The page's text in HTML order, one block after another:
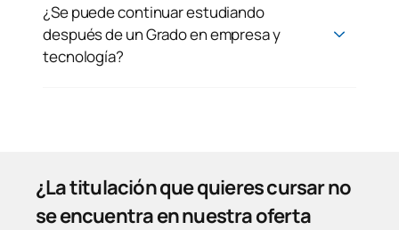
¿Se puede continuar estudiando
después de un Grado en empresa y
tecnología?
¿La titulación que quieres cursar no
se encuentra en nuestra oferta